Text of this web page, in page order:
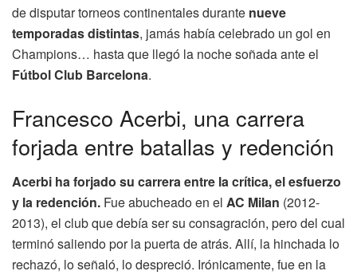
de disputar torneos continentales durante nueve
temporadas distintas, jamás había celebrado un gol en
Champions… hasta que llegó la noche soñada ante el
Fútbol Club Barcelona.
Francesco Acerbi, una carrera
forjada entre batallas y redención
Acerbi ha forjado su carrera entre la crítica, el esfuerzo
y la redención. Fue abucheado en el AC Milan (2012-
2013), el club que debía ser su consagración, pero del cual
terminó saliendo por la puerta de atrás. Allí, la hinchada lo
rechazó, lo señaló, lo despreció. Irónicamente, fue en la